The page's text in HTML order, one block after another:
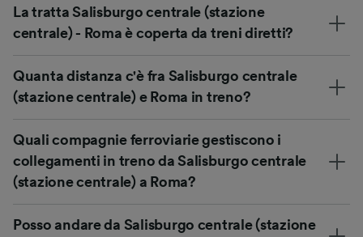
La tratta Salisburgo centrale (stazione
centrale) - Roma è coperta da treni diretti?
Quanta distanza c'è fra Salisburgo centrale
(stazione centrale) e Roma in treno?
Quali compagnie ferroviarie gestiscono i
collegamenti in treno da Salisburgo centrale
(stazione centrale) a Roma?
Posso andare da Salisburgo centrale (stazione